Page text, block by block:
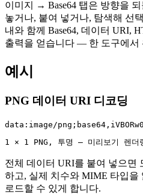
이미지 → Base64 탭은 방향을
놓거나, 붙여 넣거나, 탐색해 선
내와 함께 Base64, 데이터 URI,
출력을 얻습니다 — 한 도구에서
예시
PNG 데이터 URI 디코딩
data:image/
1 × 1 PNG, 투명 — 미리보기 렌더
전체 데이터 URI를 붙여 넣으면
하고, 실제 치수와 MIME 타입을
로드할 수 있게 합니다.